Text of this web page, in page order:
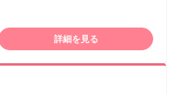
格手当：3,000円 ※特別手当
：配偶者5,000円/被扶養3,000
：世帯主） ・持家：3,000円／
家賃月額１万円以上に限る
詳細を見る